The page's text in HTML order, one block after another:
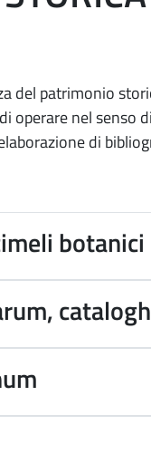
del patrimonio
operare nel senso
di
botanici